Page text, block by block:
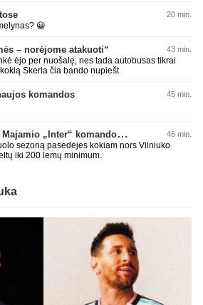
20 min.
😀
– norėjome atakuoti“ 43 min.
ėjo per nuošalę, nes tada autobusas tikrai
Skerla čia bando nupiešt
komandos 45 min.
L. Messi gerokai pakėlė Majamio „Inter“ komandos vertę 46 min.
sezoną pasedėjes kokiam nors Vilniuko
iki 200 lemų minimum.